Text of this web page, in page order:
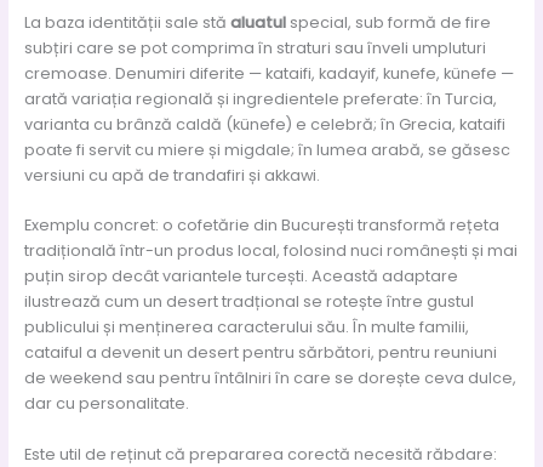
La baza identității sale stă aluatulspecial, sub formă de fire
subțiri care se pot comprima în straturi sau înveli umpluturi
cremoase. Denumiri diferite — kataifi, kadayif, kunefe, künefe —
arată variația regională și ingredientele preferate: în Turcia,
varianta cu brânză caldă (künefe) e celebră; în Grecia, kataifi
poate fi servit cu miere și migdale; în lumea arabă, se găsesc
versiuni cu apă de trandafiri și akkawi.
Exemplu concret: o cofetărie din București transformă rețeta
tradițională într-un produs local, folosind nuci românești și mai
puțin sirop decât variantele turcești. Această adaptare
ilustrează cum un desert tradțional se rotește între gustul
publicului și menținerea caracterului său. În multe familii,
cataiful a devenit un desert pentru sărbători, pentru reuniuni
de weekend sau pentru întâlniri în care se dorește ceva dulce,
dar cu personalitate.
Este util de reținut că prepararea corectă necesită răbdare: